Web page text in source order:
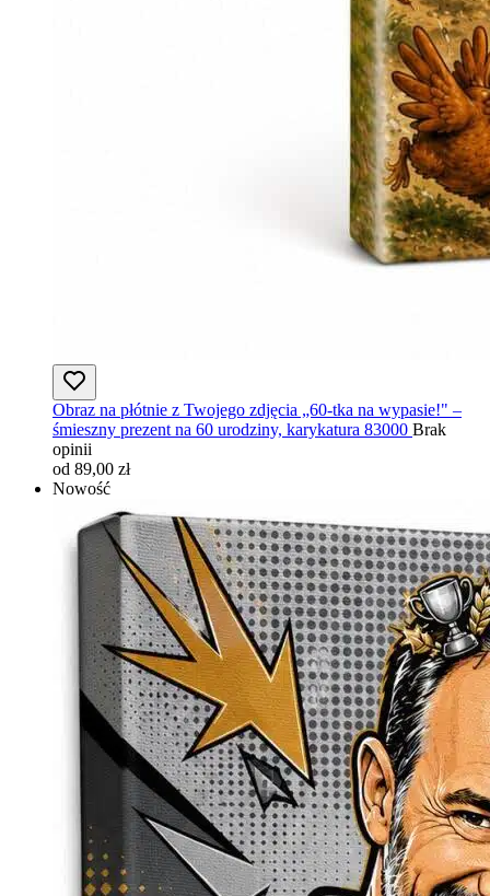
Obraz na płótnie z Twojego zdjęcia „60-tka na wypasie!" –
śmieszny prezent na 60 urodziny, karykatura 83000 Brak
opinii
od 89,00 zł
Nowość